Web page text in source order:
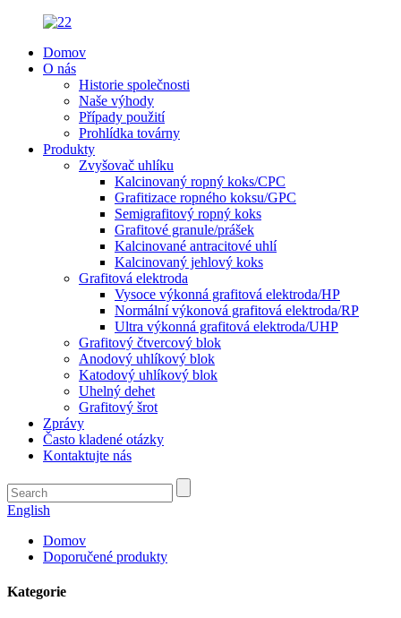
Domov
O nás
Historie společnosti
Naše výhody
Případy použití
Prohlídka továrny
Produkty
Zvyšovač uhlíku
Kalcinovaný ropný koks/CPC
Grafitizace ropného koksu/GPC
Semigrafitový ropný koks
Grafitové granule/prášek
Kalcinované antracitové uhlí
Kalcinovaný jehlový koks
Grafitová elektroda
Vysoce výkonná grafitová elektroda/HP
Normální výkonová grafitová elektroda/RP
Ultra výkonná grafitová elektroda/UHP
Grafitový čtvercový blok
Anodový uhlíkový blok
Katodový uhlíkový blok
Uhelný dehet
Grafitový šrot
Zprávy
Často kladené otázky
Kontaktujte nás
English
Domov
Doporučené produkty
Kategorie